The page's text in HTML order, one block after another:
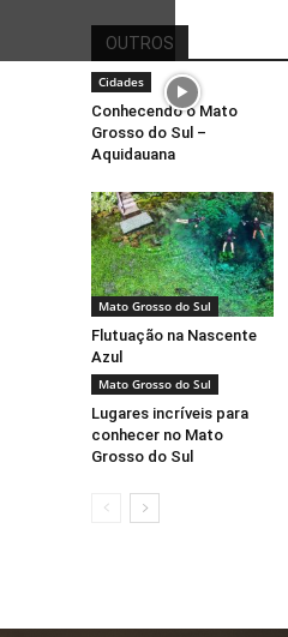
OUTROS
Cidades
Conhecendo o Mato
Grosso do Sul –
Aquidauana
Mato Grosso do Sul
Flutuação na Nascente
Azul
Mato Grosso do Sul
Lugares incríveis para
conhecer no Mato
Grosso do Sul